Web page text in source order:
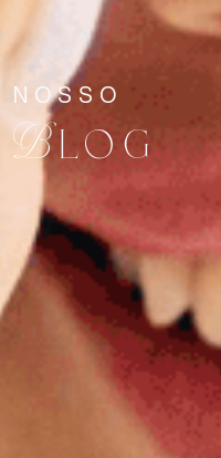
NOSSO
Blog